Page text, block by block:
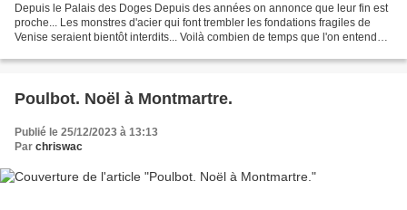
Depuis le Palais des Doges Depuis des années on annonce que leur fin est
proche... Les monstres d'acier qui font trembler les fondations fragiles de
Venise seraient bientôt interdits... Voilà combien de temps que l'on entend
Poulbot. Noël à Montmartre.
Publié le 25/12/2023 à 13:13
Par chriswac